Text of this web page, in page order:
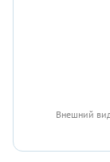
Внешний вид